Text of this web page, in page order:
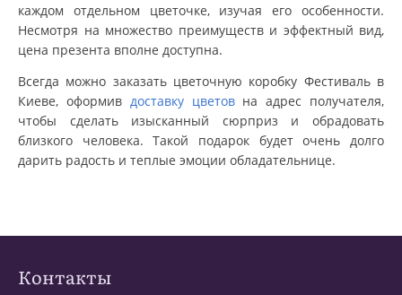
каждом отдельном цветочке, изучая его особенности.
Несмотря на множество преимуществ и эффектный вид,
цена презента вполне доступна.
Всегда можно заказать цветочную коробку Фестиваль в
Киеве, оформив доставку цветовна адрес получателя,
чтобы сделать изысканный сюрприз и обрадовать
близкого человека. Такой подарок будет очень долго
дарить радость и теплые эмоции обладательнице.
Контакты